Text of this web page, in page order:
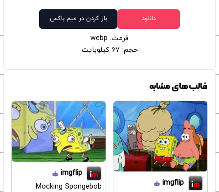
دانلود باز کردن در میم باکس
فرمت: webp
حجم: 67 کیلوبایت
قالب‌های مشابه
imgflip
imgflip
Mocking Spongebob